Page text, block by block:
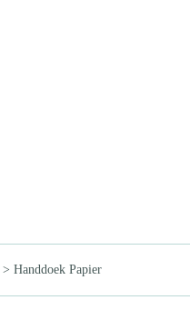
> Handdoek Papier